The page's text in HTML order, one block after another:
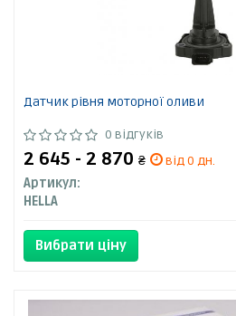
Датчик рівня моторної оливи
0 відгуків
2 645 - 2 870 ₴
від 0 дн.
Артикул:
HELLA
Вибрати ціну